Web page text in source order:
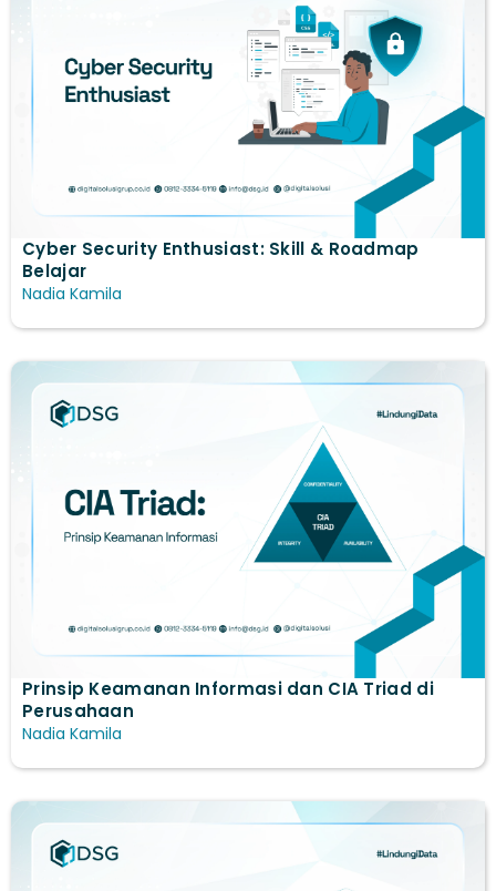
Cyber Security Enthusiast: Skill & Roadmap
Belajar
Nadia Kamila
Prinsip Keamanan Informasi dan CIA Triad di
Perusahaan
Nadia Kamila